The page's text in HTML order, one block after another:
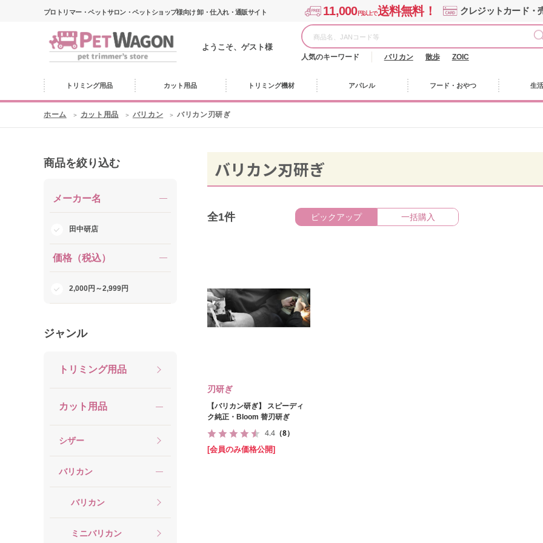
プロトリマー・ペットサロン・ペットショップ様向け 卸・仕入れ・通販サイト 11,000円以上で送料無料！ クレジットカード・
ようこそ、ゲスト様
人気のキーワード バリカン 散歩 ZOIC
トリミング用品 カット用品 トリミング機材 アパレル フード・おやつ 生
ホーム カット用品 バリカン バリカン刃研ぎ
商品を絞り込む
メーカー名
田中研店
価格（税込）
2,000円～2,999円
ジャンル
トリミング用品
カット用品
シザー
バリカン
バリカン
ミニバリカン
バリカン刃研ぎ
全1件 ピックアップ 一括購入
刃研ぎ
【バリカン研ぎ】 スピーディ
ク純正・Bloom 替刃研ぎ
4.4 （8）
[会員のみ価格公開]